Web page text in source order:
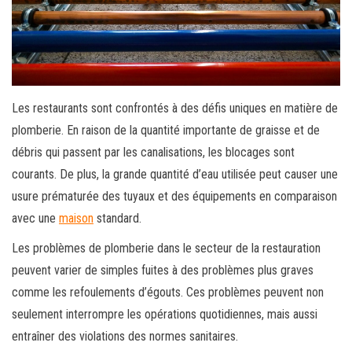
Les restaurants sont confrontés à des défis uniques en matière de
plomberie. En raison de la quantité importante de graisse et de
débris qui passent par les canalisations, les blocages sont
courants. De plus, la grande quantité d’eau utilisée peut causer une
usure prématurée des tuyaux et des équipements en comparaison
avec une maison standard.
Les problèmes de plomberie dans le secteur de la restauration
peuvent varier de simples fuites à des problèmes plus graves
comme les refoulements d’égouts. Ces problèmes peuvent non
seulement interrompre les opérations quotidiennes, mais aussi
entraîner des violations des normes sanitaires.